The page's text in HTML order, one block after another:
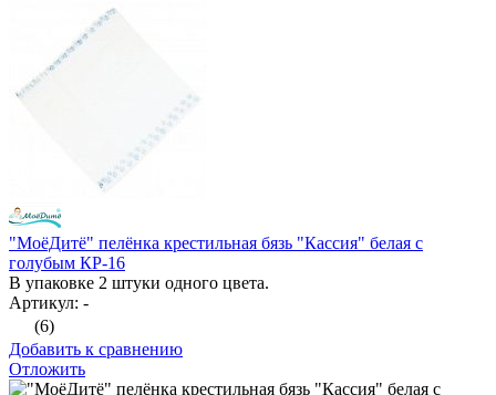
"МоёДитё" пелёнка крестильная бязь "Кассия" белая с
голубым КР-16
В упаковке 2 штуки одного цвета.
Артикул: -
(6)
Добавить к сравнению
Отложить